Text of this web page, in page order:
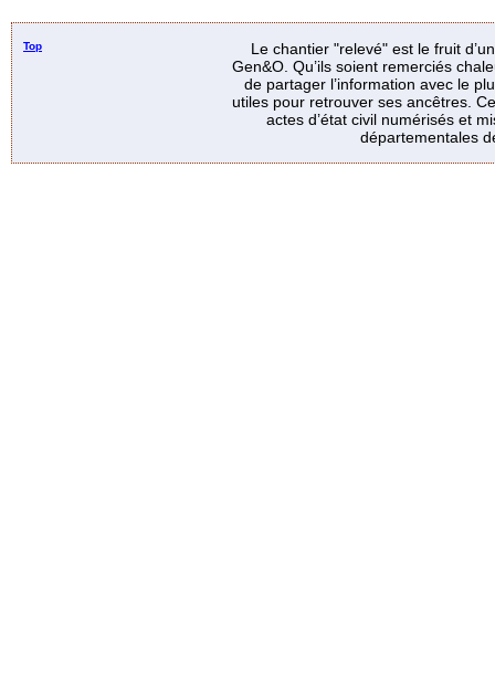
Top
Le chantier "relevé" est le fruit
Gen&O. Qu’ils soient remerciés
de partager l’information avec le
utiles pour retrouver ses ancêtres.
actes d’état civil numérisés et
départementales